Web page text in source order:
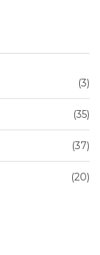
(3)
(35)
(37)
(20)